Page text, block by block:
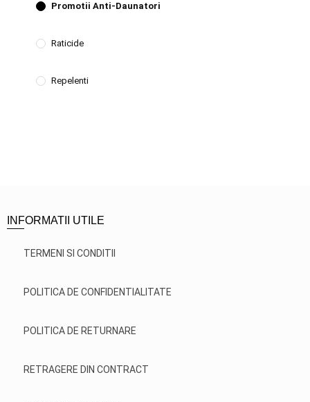
Promotii Anti-Daunatori
Raticide
Repelenti
INFORMATII UTILE
TERMENI SI CONDITII
POLITICA DE CONFIDENTIALITATE
POLITICA DE RETURNARE
RETRAGERE DIN CONTRACT